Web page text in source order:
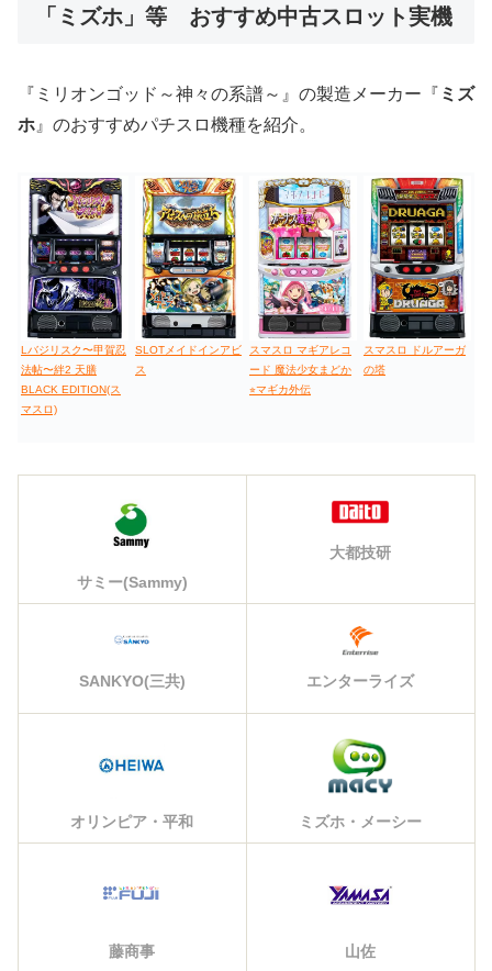
「ミズホ」等 おすすめ中古スロット実機
『ミリオンゴッド～神々の系譜～』の製造メーカー『 ミズ
ホ 』のおすすめパチスロ機種を紹介。
Lバジリスク〜甲賀忍
法帖〜絆2 天膳
BLACK EDITION(ス
マスロ)
SLOTメイドインアビ
ス
スマスロ マギアレコ
ード 魔法少女まどか
⭐︎マギカ外伝
スマスロ ドルアーガ
の塔
サミー(Sammy)
大都技研
SANKYO(三共) エンターライズ
オリンピア・平和 ミズホ・メーシー
藤商事 山佐